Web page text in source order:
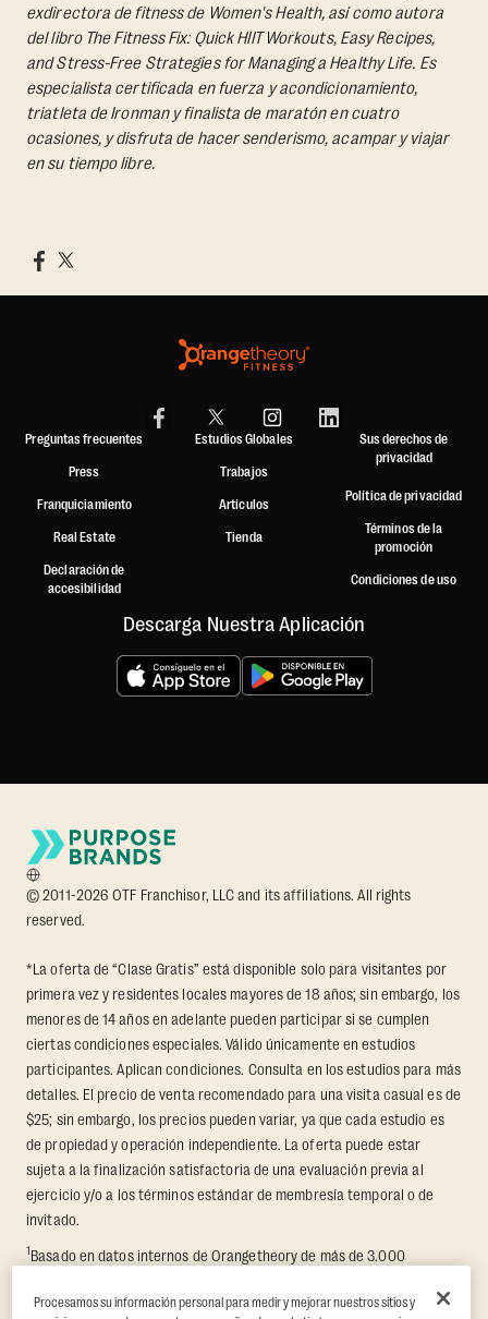
exdirectora de fitness de Women's Health, así como autora
del libro The Fitness Fix: Quick HIIT Workouts, Easy Recipes,
and Stress-Free Strategies for Managing a Healthy Life. Es
especialista certificada en fuerza y acondicionamiento,
triatleta de Ironman y finalista de maratón en cuatro
ocasiones, y disfruta de hacer senderismo, acampar y viajar
en su tiempo libre.
Preguntas frecuentes
Press
Franquiciamiento
Real Estate
Declaración de
accesibilidad
Estudios Globales
Trabajos
Artículos
Tienda
Sus derechos de
privacidad
Política de privacidad
Términos de la
promoción
Condiciones de uso
Descarga Nuestra Aplicación
© 2011-2026 OTF Franchisor, LLC and its affiliations. All rights
reserved.
*La oferta de “Clase Gratis” está disponible solo para visitantes por
primera vez y residentes locales mayores de 18 años; sin embargo, los
menores de 14 años en adelante pueden participar si se cumplen
ciertas condiciones especiales. Válido únicamente en estudios
participantes. Aplican condiciones. Consulta en los estudios para más
detalles. El precio de venta recomendado para una visita casual es de
$25; sin embargo, los precios pueden variar, ya que cada estudio es
de propiedad y operación independiente. La oferta puede estar
sujeta a la finalización satisfactoria de una evaluación previa al
ejercicio y/o a los términos estándar de membresía temporal o de
invitado.
1 Basado en datos internos de Orangetheory de más de 3.000
semanas, en el que se midieron la pérdida promedio de grasa y el
Procesamos su información personal para medir y mejorar nuestros sitios y